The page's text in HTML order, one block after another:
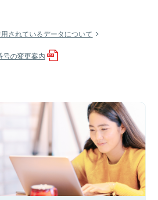
されているデータについて
の変更案内